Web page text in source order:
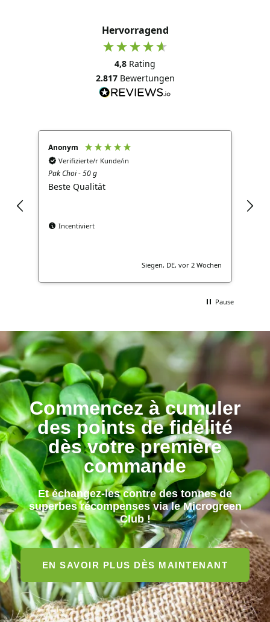
Hervorragend
4,8 Rating
2.817 Bewertungen
Anonym
Verifizierte/r Kunde/in
Pak Choi - 50 g
Beste Qualität
Incentiviert
Siegen, DE, vor 2 Wochen
Pause
Commencez à cumuler
des points de fidélité
dès votre première
commande
Et échangez-les contre des tonnes de
superbes récompenses via leMicrogreen
Club!
EN SAVOIR PLUS DÈS MAINTENANT